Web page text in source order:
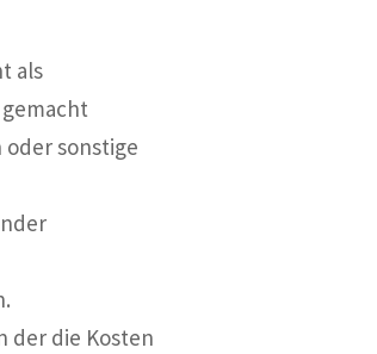
als
sonstige
der die Kosten